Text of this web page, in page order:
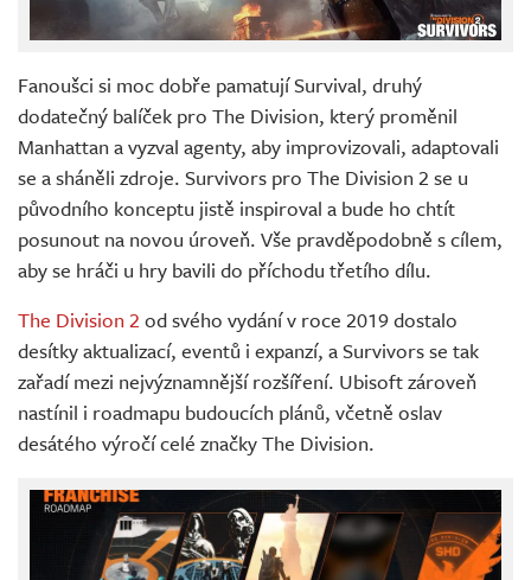
Fanoušci si moc dobře pamatují Survival, druhý
dodatečný balíček pro The Division, který proměnil
Manhattan a vyzval agenty, aby improvizovali, adaptovali
se a sháněli zdroje. Survivors pro The Division 2 se u
původního konceptu jistě inspiroval a bude ho chtít
posunout na novou úroveň. Vše pravděpodobně s cílem,
aby se hráči u hry bavili do příchodu třetího dílu.
The Division 2 od svého vydání v roce 2019 dostalo
desítky aktualizací, eventů i expanzí, a Survivors se tak
zařadí mezi nejvýznamnější rozšíření. Ubisoft zároveň
nastínil i roadmapu budoucích plánů, včetně oslav
desátého výročí celé značky The Division.